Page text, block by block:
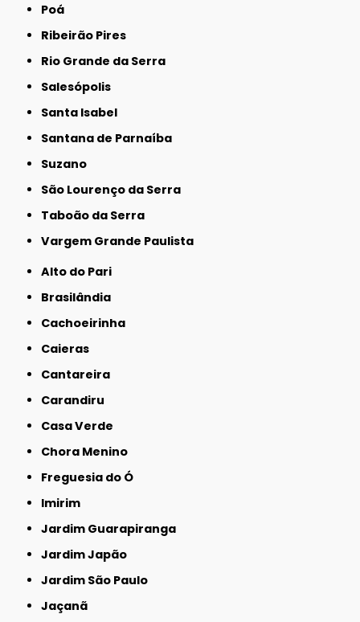
Poá
Ribeirão Pires
Rio Grande da Serra
Salesópolis
Santa Isabel
Santana de Parnaíba
Suzano
São Lourenço da Serra
Taboão da Serra
Vargem Grande Paulista
Alto do Pari
Brasilândia
Cachoeirinha
Caieras
Cantareira
Carandiru
Casa Verde
Chora Menino
Freguesia do Ó
Imirim
Jardim Guarapiranga
Jardim Japão
Jardim São Paulo
Jaçanã